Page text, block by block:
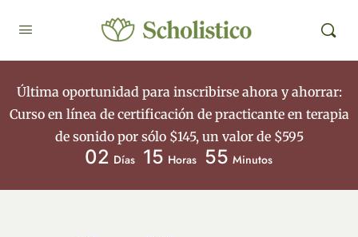
Última oportunidad para inscribirse ahora y ahorrar:
Curso en línea de certificación de practicante en terapia
de sonido por sólo $145, un valor de $595
02 Días 15 Horas 55 Minutos